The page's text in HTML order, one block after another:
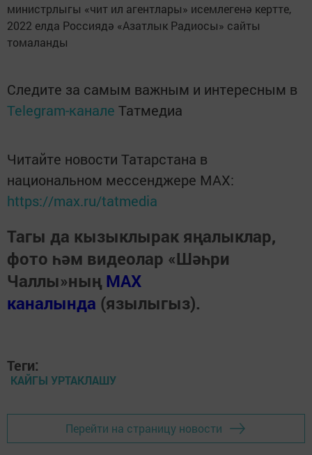
министрлыгы «чит ил агентлары» исемлегенә кертте,
2022 елда Россиядә «Азатлык Радиосы» сайты
томаланды
Следите за самым важным и интересным в
Telegram-канале Татмедиа
Читайте новости Татарстана в
национальном мессенджере MАХ:
https://max.ru/tatmedia
Тагы да кызыклырак яңалыклар,
фото һәм видеолар «Шәһри
Чаллы»ның MAX
каналында (язылыгыз).
Теги:
КАЙГЫ УРТАКЛАШУ
Перейти на страницу новости